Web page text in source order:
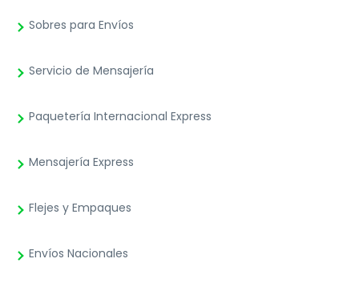
Sobres para Envíos
Servicio de Mensajería
Paquetería Internacional Express
Mensajería Express
Flejes y Empaques
Envíos Nacionales